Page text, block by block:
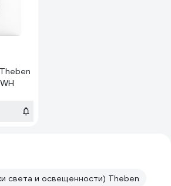
света и освещенности) Theben